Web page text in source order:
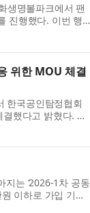
생명볼파크에서 팬
진행했다. 이번 행
생명e...
위한 MOU 체결
한국공인탐정협회
했다고 밝혔다. 이
체계적으로 ...
는 ‘2026-1차 공동
이하로 가입 기간
까지 ...